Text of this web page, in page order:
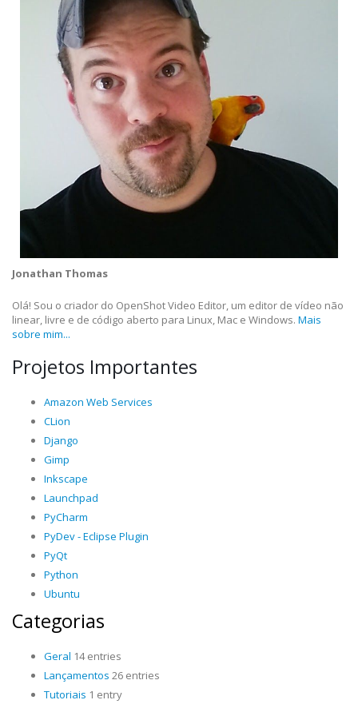
Jonathan Thomas
Olá! Sou o criador do OpenShot Video Editor, um editor de vídeo não
linear, livre e de código aberto para Linux, Mac e Windows. Mais
sobre mim...
Projetos Importantes
Amazon Web Services
CLion
Django
Gimp
Inkscape
Launchpad
PyCharm
PyDev - Eclipse Plugin
PyQt
Python
Ubuntu
Categorias
Geral 14 entries
Lançamentos 26 entries
Tutoriais 1 entry